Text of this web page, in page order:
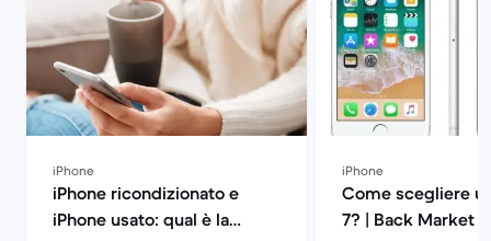
iPhone
iPhone ricondizionato e
iPhone usato: qual è la
iPhone
Come scegliere
7? | Back Market